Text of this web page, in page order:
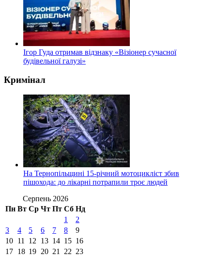
Ігор Гуда отримав відзнаку «Візіонер сучасної
будівельної галузі»
Кримінал
На Тернопільщині 15-річний мотоцикліст збив
пішохода: до лікарні потрапили троє людей
Серпень 2026
Пн Вт Ср Чт Пт Сб Нд
1
2
3
4 5 6 7 8
9
10 11 12 13 14 15 16
17 18 19 20 21 22 23